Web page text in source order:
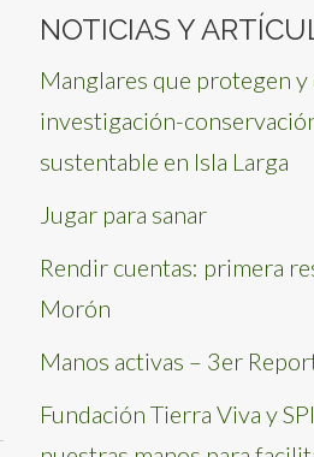
NOTICIAS Y
Manglares que protegen y
investigación-
sustentable en Isla Larga
Jugar para sanar
Rendir cuentas: primera
Morón
Manos activas – 3er
Fundación Tierra Viva y